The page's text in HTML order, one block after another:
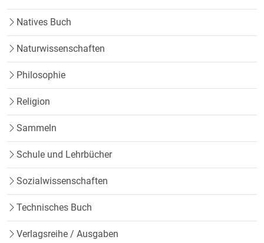
Natives Buch
Naturwissenschaften
Philosophie
Religion
Sammeln
Schule und Lehrbücher
Sozialwissenschaften
Technisches Buch
Verlagsreihe / Ausgaben